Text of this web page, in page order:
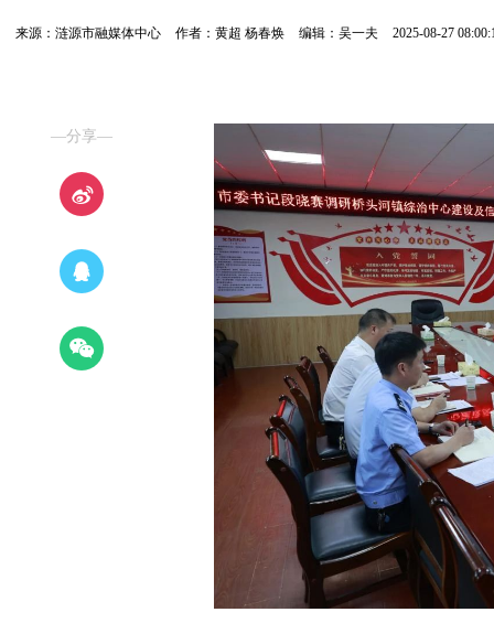
来源：涟源市融媒体中心 作者：黄超 杨春焕 编辑：吴一夫 2025-08-27
—分享—